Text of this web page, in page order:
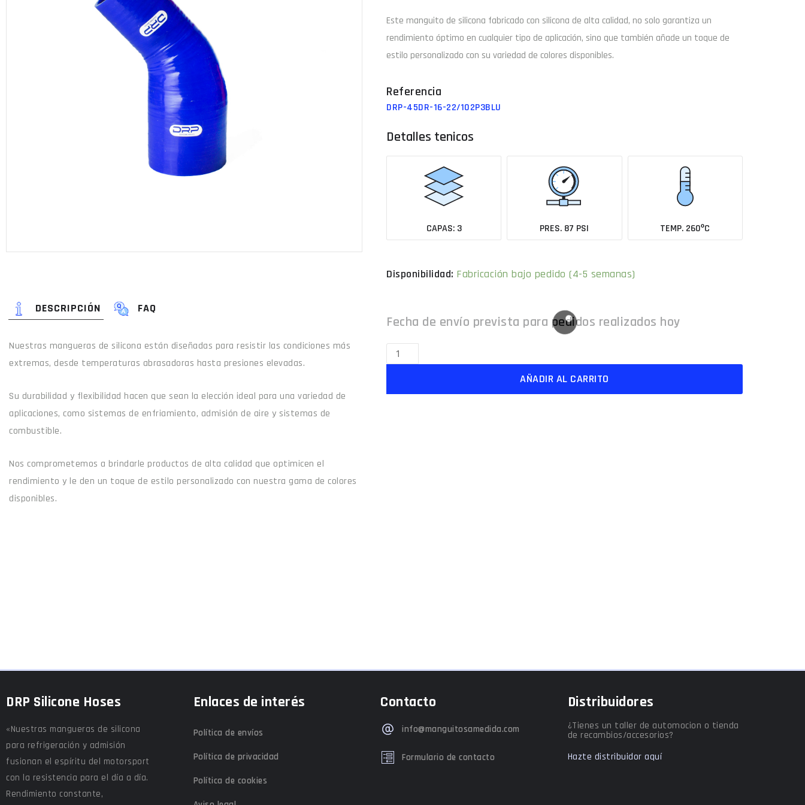
productos de DRP Silicona Hoses.
Email
Manguera de vacío
Adaptadores aluminio
DESCRIPCIÓN FAQ
Nuestras mangueras de silicona están diseñadas para resistir las condiciones más
extremas, desde temperaturas abrasadoras hasta presiones elevadas.
Su durabilidad y flexibilidad hacen que sean la elección ideal para una variedad de
aplicaciones, como sistemas de enfriamiento, admisión de aire y sistemas de
combustible.
Nos comprometemos a brindarle productos de alta calidad que optimicen el
rendimiento y le den un toque de estilo personalizado con nuestra gama de colores
disponibles.
Este manguito de silicona fabricado con silicona de alta calidad, no solo garantiza un
rendimiento óptimo en cualquier tipo de aplicación, sino que también añade un toque de
estilo personalizado con su variedad de colores disponibles.
DRP-45DR-16-22/102P3BLU
Detalles tenicos
CAPAS: 3 PRES. 87 PSI TEMP. 260ºC
Fabricación bajo pedido (4-5 semanas)
AÑADIR AL CARRITO
DRP Silicone Hoses
«Nuestras mangueras de silicona
para refrigeración y admisión
fusionan el espíritu del motorsport
con la resistencia para el día a día.
Rendimiento constante,
Enlaces de interés
Política de envíos
Política de privacidad
Política de cookies
Contacto
info@manguitosamedida.com
Formulario de contacto
Distribuidores
¿Tienes un taller de automocion o tienda
de recambios/accesorios?
Hazte distribuidor aquí